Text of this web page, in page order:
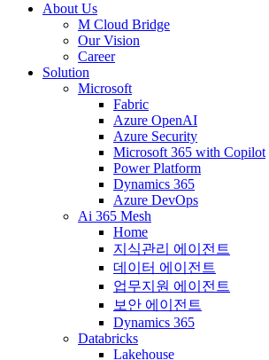
About Us
M Cloud Bridge
Our Vision
Career
Solution
Microsoft
Fabric
Azure OpenAI
Azure Security
Microsoft 365 with Copilot
Power Platform
Dynamics 365
Azure DevOps
Ai 365 Mesh
Home
지식관리 에이전트
데이터 에이전트
업무지원 에이전트
보안 에이전트
Dynamics 365
Databricks
Lakehouse